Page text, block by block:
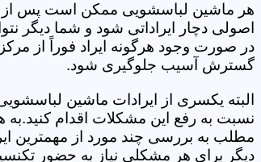
هر ماشین لباسشویی ممکن است پس از
اصولی دچار ایراداتی شود و شما دیگر
در صورت وجود هرگونه ایراد فوراً از
گسترش آسیب جلوگیری شود.
البته یکسری از ایرادات ماشین
نسبت به رفع این مشکلات اقدام کنید.به
مطلب به بررسی چند مورد از مهمترین
دیگر برای هر مشکلی نیاز به حضور تکنسین در منزل